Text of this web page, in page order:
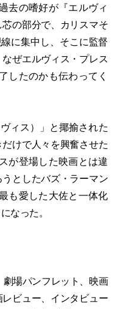
去の嗜好が『エルヴィ
の部分で、カリスマそ
に集中し、そこに監督
ぜエルヴィス・プレス
したのかも伝わってく
ィス）」と揶揄された
けで人々を興奮させた
が登場した映画とは違
としたバズ・ラーマン
も愛した大佐と一体化
なった。
場パンフレット、映画
ビュー、インタビュー